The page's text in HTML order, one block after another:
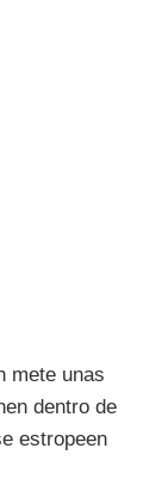
mete unas
dentro de
estropeen